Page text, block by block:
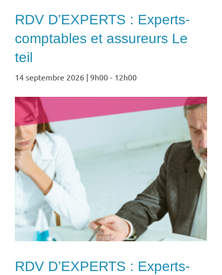
RDV D’EXPERTS : Experts-
comptables et assureurs Le
teil
14 septembre 2026 | 9h00 - 12h00
RDV D’EXPERTS : Experts-